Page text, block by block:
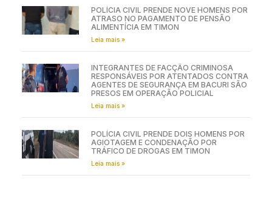
POLÍCIA CIVIL PRENDE NOVE HOMENS POR
ATRASO NO PAGAMENTO DE PENSÃO
ALIMENTÍCIA EM TIMON
Leia mais »
INTEGRANTES DE FACÇÃO CRIMINOSA
RESPONSÁVEIS POR ATENTADOS CONTRA
AGENTES DE SEGURANÇA EM BACURI SÃO
PRESOS EM OPERAÇÃO POLICIAL
Leia mais »
POLÍCIA CIVIL PRENDE DOIS HOMENS POR
AGIOTAGEM E CONDENAÇÃO POR
TRÁFICO DE DROGAS EM TIMON
Leia mais »